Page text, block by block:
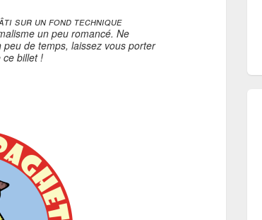
sur un fond technique
un peu romancé. Ne
peu de temps, laissez vous porter
ce billet !